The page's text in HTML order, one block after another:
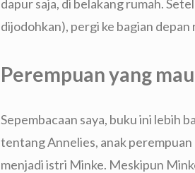
dapur saja, di belakang rumah.
dijodohkan), pergi ke bagian depan
Perempuan yang
Sepembacaan saya, buku ini lebih
tentang Annelies, anak
menjadi istri Minke. Meskipun